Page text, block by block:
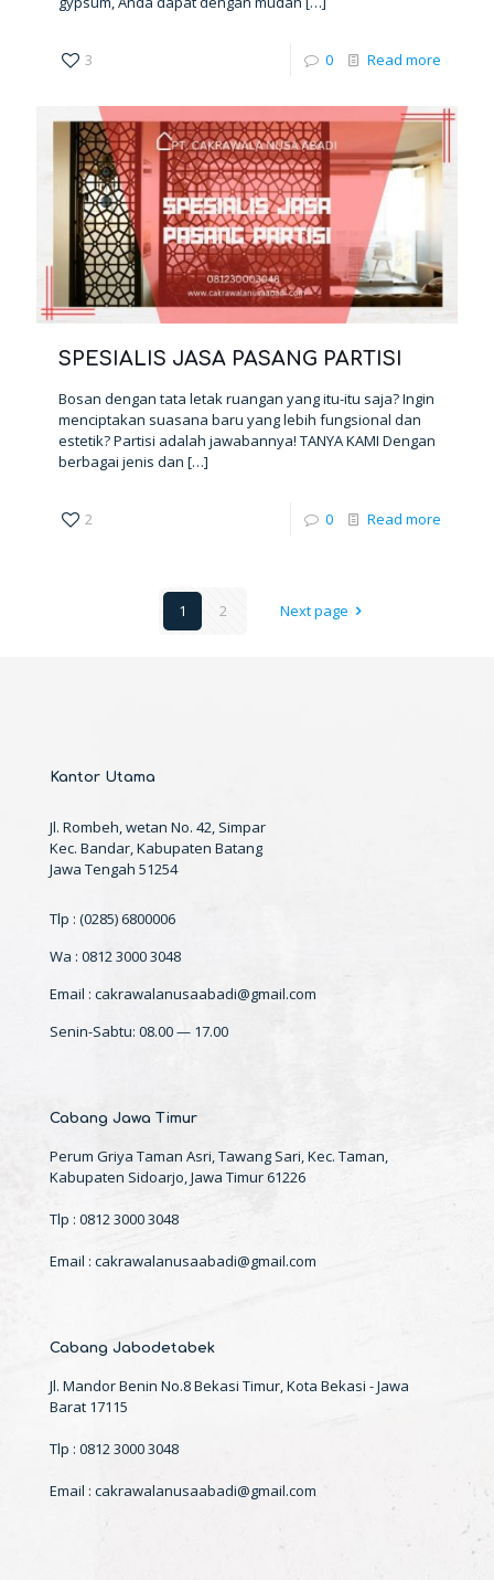
3 0 Read more
SPESIALIS JASA PASANG PARTISI
Bosan dengan tata letak ruangan yang itu-itu saja? Ingin
menciptakan suasana baru yang lebih fungsional dan
estetik? Partisi adalah jawabannya! TANYA KAMI Dengan
berbagai jenis dan […]
2 0 Read more
1 2 Next page
Kantor Utama
Jl. Rombeh, wetan No. 42, Simpar
Kec. Bandar, Kabupaten Batang
Jawa Tengah 51254
Tlp : (0285) 6800006
Wa : 0812 3000 3048
Email : cakrawalanusaabadi@gmail.com
Senin-Sabtu: 08.00 — 17.00
Cabang Jawa Timur
Perum Griya Taman Asri, Tawang Sari, Kec. Taman,
Kabupaten Sidoarjo, Jawa Timur 61226
Tlp : 0812 3000 3048
Email : cakrawalanusaabadi@gmail.com
Cabang Jabodetabek
Jl. Mandor Benin No.8 Bekasi Timur, Kota Bekasi - Jawa
Barat 17115
Tlp : 0812 3000 3048
Email : cakrawalanusaabadi@gmail.com